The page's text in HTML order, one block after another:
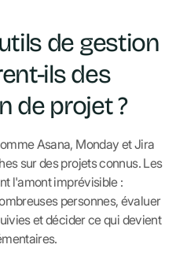
de gestion
ils des
de projet ?
Asana, Monday et Jira
sur des projets connus. Les
l'amont imprévisible :
personnes, évaluer
et décider ce qui devient